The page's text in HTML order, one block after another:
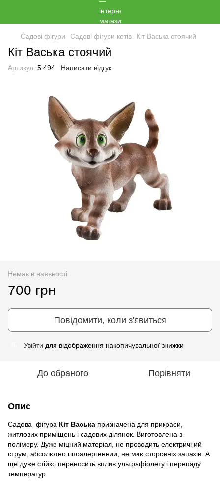
Садові фігури Садові фігури котів Кіт Васька стоячий
Кіт Васька стоячий
Артикул: 5.494 Написати відгук
Немає в наявності
700 грн
Повідомити, коли з'явиться
Увійти для відображення накопичувальної знижки
До обраного Порівняти
Опис
Садова фігура Кіт Васька призначена для прикраси,
житлових приміщень і садових ділянок. Виготовлена ​​з
полімеру. Дуже міцний матеріал, не проводить електричний
струм, абсолютно гіпоалергенний, не має сторонніх запахів. А
ще дуже стійко переносить вплив ультрафіолету і перепаду
температур.